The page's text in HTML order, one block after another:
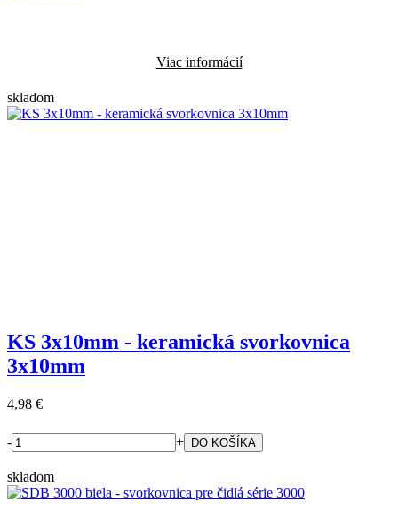
Viac informácií
skladom
KS 3x10mm - keramická svorkovnica
3x10mm
4,98 €
- +
skladom